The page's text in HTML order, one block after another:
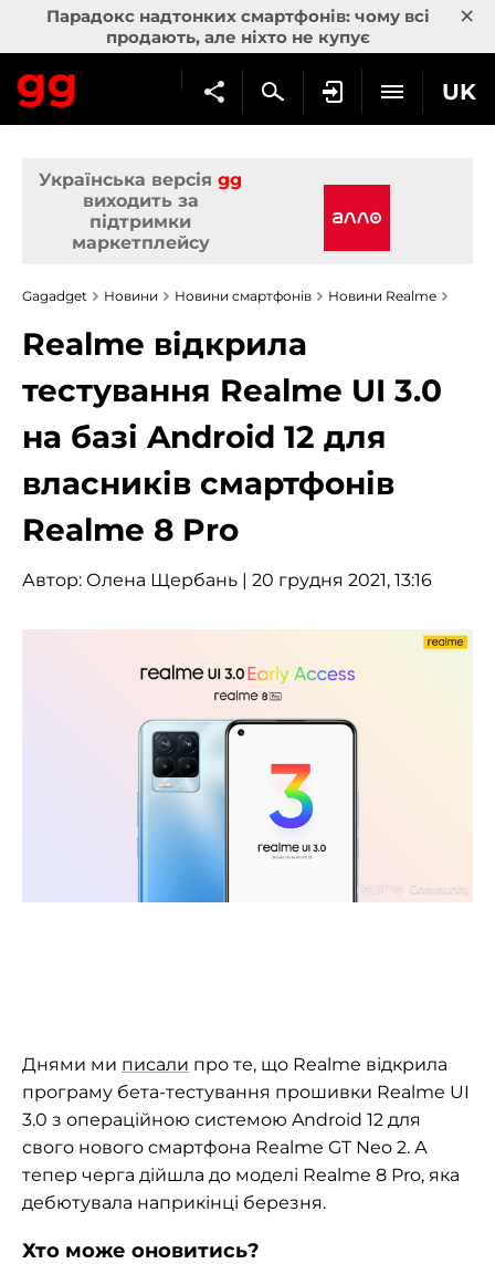
Парадокс надтонких смартфонів: чому всі
продають, але ніхто не купує
×
UK
Українська версія gg
виходить за
підтримки
маркетплейсу
Gagadget Новини Новини смартфонів Новини Realme
Realme відкрила
тестування Realme UI 3.0
на базі Android 12 для
власників смартфонів
Realme 8 Pro
Автор: Олена Щербань | 20 грудня 2021, 13:16
Днями ми писали про те, що Realme відкрила
програму бета-тестування прошивки Realme UI
3.0 з операційною системою Android 12 для
свого нового смартфона Realme GT Neo 2. А
тепер черга дійшла до моделі Realme 8 Pro, яка
дебютувала наприкінці березня.
Хто може оновитись?